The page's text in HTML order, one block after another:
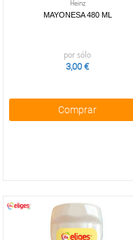
Heinz
MAYONESA 480 ML
por sólo
3,00 €
Comprar